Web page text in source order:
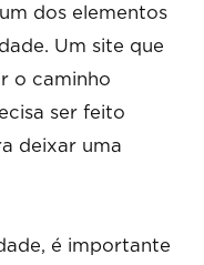
dos elementos
Um site que
o caminho
ser feito
deixar uma
é importante